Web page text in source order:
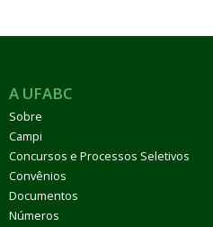
A UFABC
Sobre
Campi
Concursos e Processos Seletivos
Convênios
Documentos
Números